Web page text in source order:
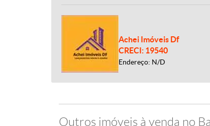
Achei Imóveis Df
CRECI: 19540
Endereço: N/D
Outros imóveis à venda no